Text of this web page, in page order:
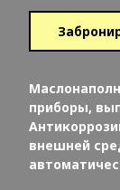
приборы,
внешней